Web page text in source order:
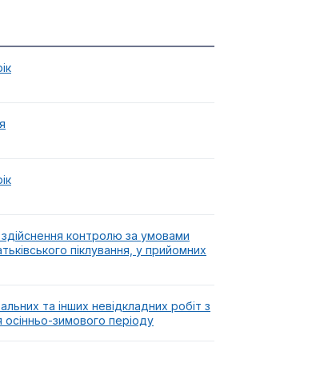
контролю за умовами
піклування, у прийомних
та інших невідкладних робіт з
осінньо-зимового періоду